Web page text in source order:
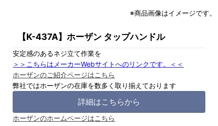
※商品画像はイメージです。
【K-437A】ホーザン タップハンドル
安定感のあるネジ立て作業を
＞＞こちらはメーカーWebサイトへのリンクです。＜＜
ホーザンのご紹介ページはこちら
弊社ではホーザンの在庫を数多く取り揃えております
詳細はこちらから
ホーザンのホームページはこちら